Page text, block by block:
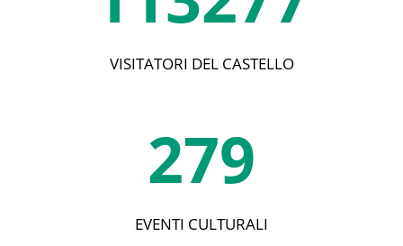
VISITATORI DEL CASTELLO
279
EVENTI CULTURALI